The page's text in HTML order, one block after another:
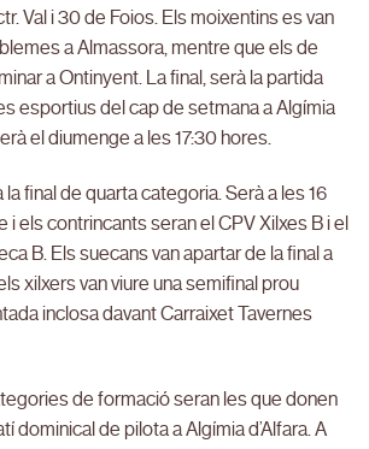
Val i 30 de Foios. Els moixentins es van
a Almassora, mentre que els de
a Ontinyent. La final, serà la partida
esportius del cap de setmana a Algímia
el diumenge a les 17:30 hores.
final de quarta categoria. Serà a les 16
i els contrincants seran el CPV Xilxes B i el
B. Els suecans van apartar de la final a
xilxers van viure una semifinal prou
inclosa davant Carraixet Tavernes
de formació seran les que donen
dominical de pilota a Algímia d’Alfara. A